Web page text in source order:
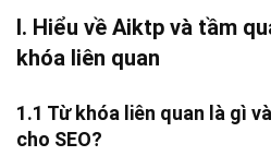
I. Hiểu về Aiktp và tầm
khóa liên quan
1.1 Từ khóa liên quan là gì
cho SEO?